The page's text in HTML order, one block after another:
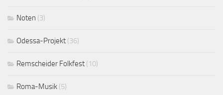
Noten (3)
Odessa-Projekt (36)
Remscheider Folkfest (10)
Roma-Musik (5)